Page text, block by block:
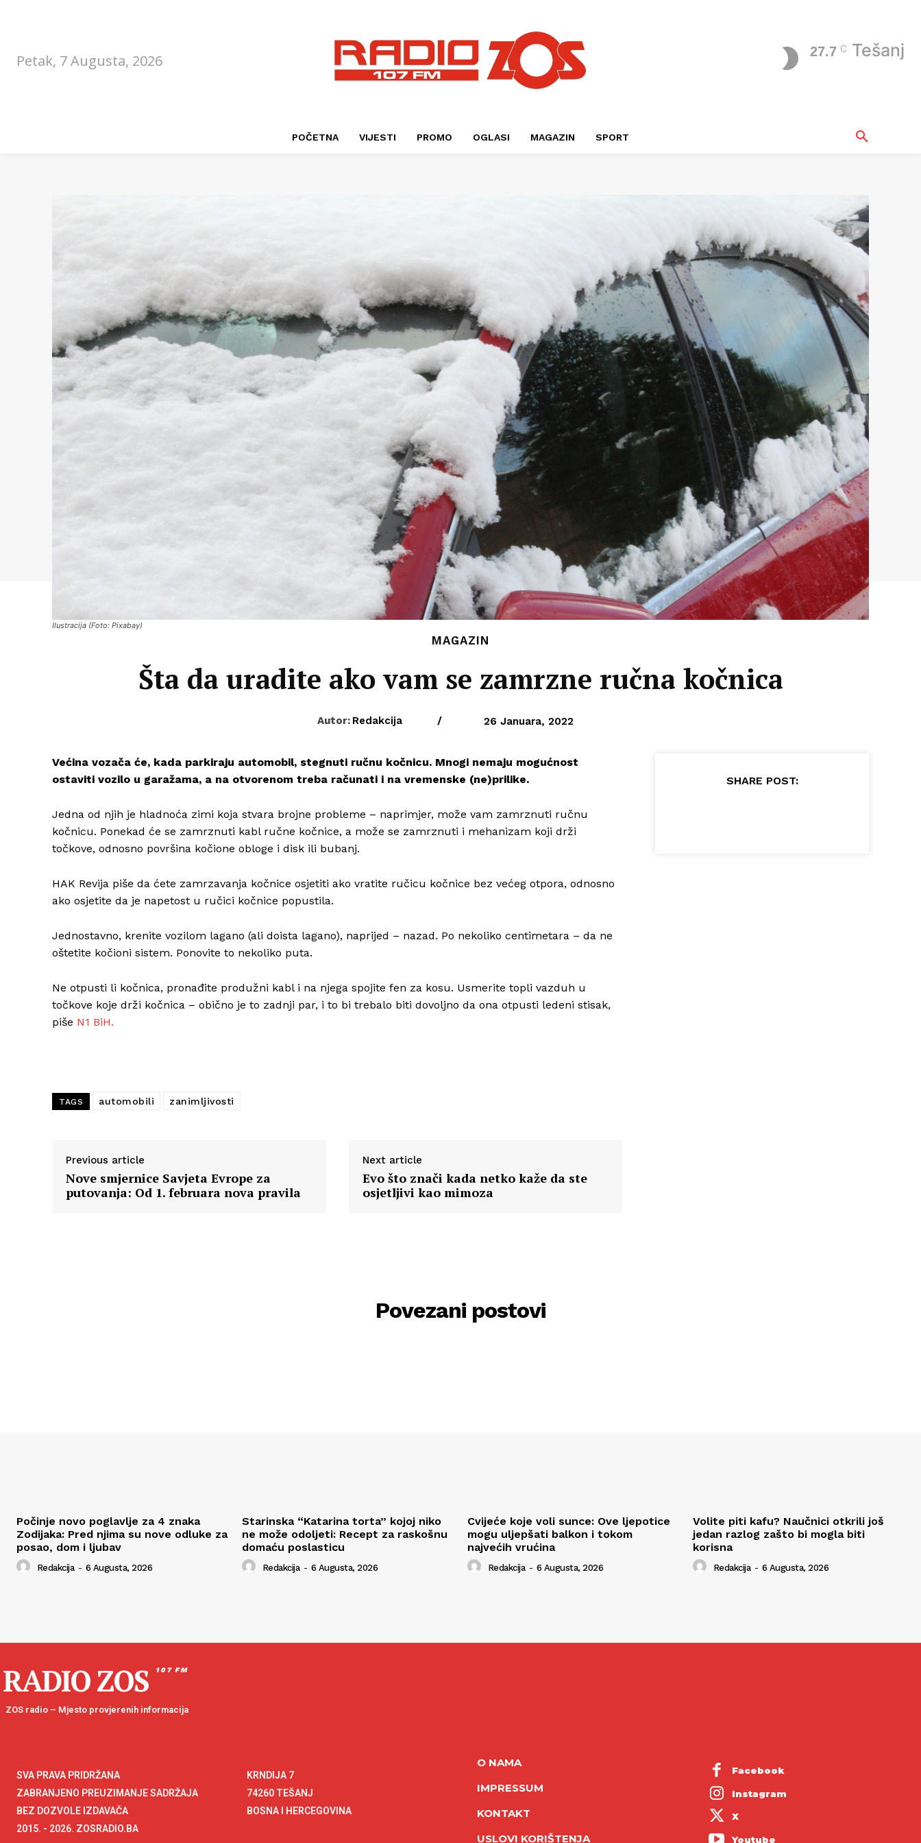
Petak, 7 Augusta, 2026
27.7 C Tešanj
POČETNA VIJESTI PROMO OGLASI MAGAZIN SPORT
Ilustracija (Foto: Pixabay)
MAGAZIN
Šta da uradite ako vam se zamrzne ručna kočnica
Autor: Redakcija / 26 Januara, 2022
Većina vozača će, kada parkiraju automobil, stegnuti ručnu kočnicu. Mnogi nemaju mogućnost
ostaviti vozilo u garažama, a na otvorenom treba računati i na vremenske (ne)prilike.
Jedna od njih je hladnoća zimi koja stvara brojne probleme – naprimjer, može vam zamrznuti ručnu
kočnicu. Ponekad će se zamrznuti kabl ručne kočnice, a može se zamrznuti i mehanizam koji drži
točkove, odnosno površina kočione obloge i disk ili bubanj.
HAK Revija piše da ćete zamrzavanja kočnice osjetiti ako vratite ručicu kočnice bez većeg otpora, odnosno
ako osjetite da je napetost u ručici kočnice popustila.
Jednostavno, krenite vozilom lagano (ali doista lagano), naprijed – nazad. Po nekoliko centimetara – da ne
oštetite kočioni sistem. Ponovite to nekoliko puta.
Ne otpusti li kočnica, pronađite produžni kabl i na njega spojite fen za kosu. Usmerite topli vazduh u
točkove koje drži kočnica – obično je to zadnji par, i to bi trebalo biti dovoljno da ona otpusti ledeni stisak,
piše N1 BiH.
TAGS automobili zanimljivosti
Previous article
Nove smjernice Savjeta Evrope za
putovanja: Od 1. februara nova pravila
Next article
Evo što znači kada netko kaže da ste
osjetljivi kao mimoza
SHARE POST:
Povezani postovi
Počinje novo poglavlje za 4 znaka
Zodijaka: Pred njima su nove odluke za
posao, dom i ljubav
Redakcija - 6 Augusta, 2026
Starinska “Katarina torta” kojoj niko
ne može odoljeti: Recept za raskošnu
domaću poslasticu
Redakcija - 6 Augusta, 2026
Cvijeće koje voli sunce: Ove ljepotice
mogu uljepšati balkon i tokom
najvećih vrućina
Redakcija - 6 Augusta, 2026
Volite piti kafu? Naučnici otkrili još
jedan razlog zašto bi mogla biti
korisna
Redakcija - 6 Augusta, 2026
RADIO ZOS 107 FM
ZOS radio – Mjesto provjerenih informacija
SVA PRAVA PRIDRŽANA
ZABRANJENO PREUZIMANJE SADRŽAJA
BEZ DOZVOLE IZDAVAČA
2015. - 2026. ZOSRADIO.BA
KRNDIJA 7
74260 TEŠANJ
BOSNA I HERCEGOVINA
O NAMA
IMPRESSUM
KONTAKT
USLOVI KORIŠTENJA
Facebook
Instagram
X
Youtube